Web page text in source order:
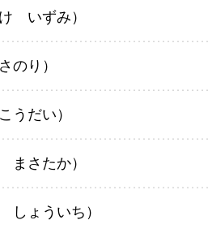
いずみ）
り）
だい）
さたか）
ょういち）